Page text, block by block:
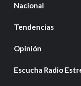
Nacional
Tendencias
Opinión
Escucha Radio